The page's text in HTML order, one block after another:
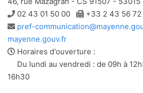
Téléphone
02 43 01 50 00 Télécopie
+33 2 43 56 72
Adresse
e-
mail
pref-
mayenne.gouv.fr
Horaires d'ouverture :
Du lundi au vendredi : de 09h à
16h30